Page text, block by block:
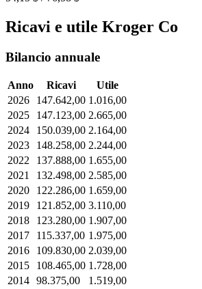
Ricavi e utile Kroger Co
Bilancio annuale
Anno Ricavi
Utile
2026
147.642,00 1.016,00
2025
147.123,00 2.665,00
2024
150.039,00 2.164,00
2023
148.258,00 2.244,00
2022
137.888,00 1.655,00
2021
132.498,00 2.585,00
2020
122.286,00 1.659,00
2019
121.852,00 3.110,00
2018
123.280,00 1.907,00
2017
115.337,00 1.975,00
2016
109.830,00 2.039,00
2015
108.465,00 1.728,00
2014 98.375,00
1.519,00